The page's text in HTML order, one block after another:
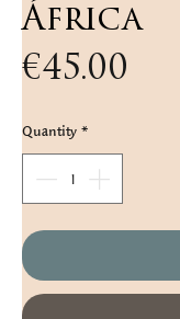
África
€45.00
Quantity*